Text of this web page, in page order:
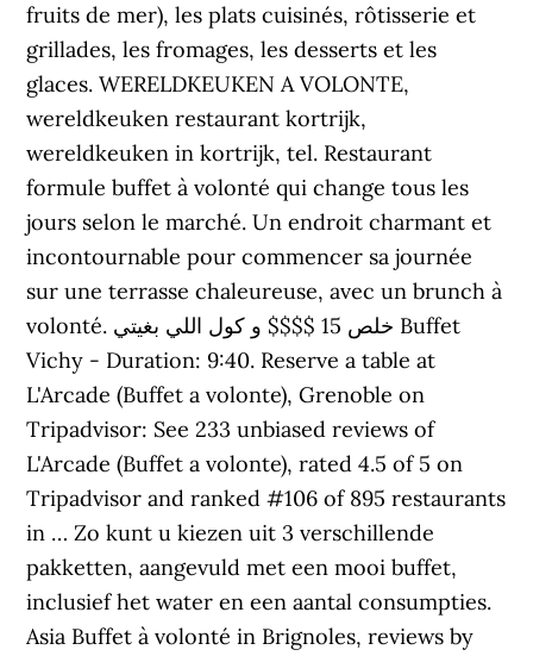
fruits de mer), les plats cuisinés, rôtisserie et
grillades, les fromages, les desserts et les
glaces. WERELDKEUKEN A VOLONTE,
wereldkeuken restaurant kortrijk,
wereldkeuken in kortrijk, tel. Restaurant
formule buffet à volonté qui change tous les
jours selon le marché. Un endroit charmant et
incontournable pour commencer sa journée
sur une terrasse chaleureuse, avec un brunch à
volonté. خلص 15 $$$$ و كول اللي بغيتي Buffet
Vichy - Duration: 9:40. Reserve a table at
L'Arcade (Buffet a volonte), Grenoble on
Tripadvisor: See 233 unbiased reviews of
L'Arcade (Buffet a volonte), rated 4.5 of 5 on
Tripadvisor and ranked #106 of 895 restaurants
in … Zo kunt u kiezen uit 3 verschillende
pakketten, aangevuld met een mooi buffet,
inclusief het water en een aantal consumpties.
Asia Buffet à volonté in Brignoles, reviews by